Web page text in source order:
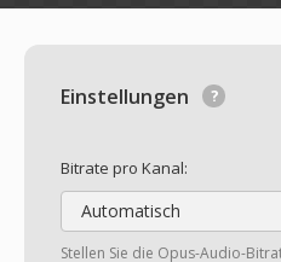
Einstellungen
Bitrate pro Kanal:
Automatisch
Stellen Sie die Opus-Audio-